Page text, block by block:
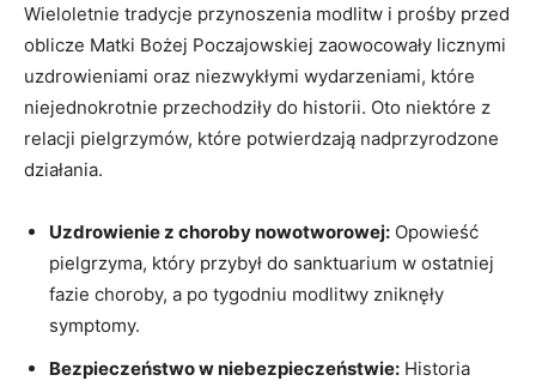
Wieloletnie tradycje przynoszenia modlitw i prośby przed
oblicze Matki Bożej Poczajowskiej zaowocowały licznymi
uzdrowieniami oraz niezwykłymi wydarzeniami, które
niejednokrotnie przechodziły do historii. Oto niektóre z
relacji pielgrzymów, które potwierdzają nadprzyrodzone
działania.
Uzdrowienie z choroby nowotworowej: Opowieść
pielgrzyma, który przybył do sanktuarium w ostatniej
fazie choroby, a po tygodniu modlitwy zniknęły
symptomy.
Bezpieczeństwo w niebezpieczeństwie: Historia